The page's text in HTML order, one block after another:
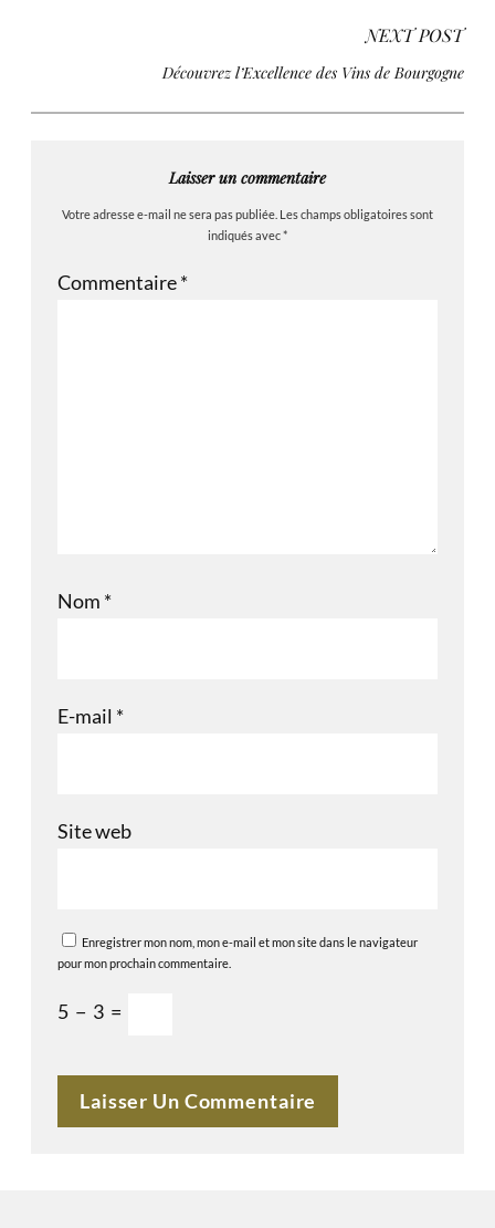
NEXT POST
Découvrez l’Excellence des Vins de Bourgogne
Laisser un commentaire
Votre adresse e-mail ne sera pas publiée. Les champs obligatoires sont
indiqués avec*
Commentaire*
Nom *
E-mail *
Site web
Enregistrer mon nom, mon e-mail et mon site dans le navigateur
pour mon prochain commentaire.
5 − 3 =